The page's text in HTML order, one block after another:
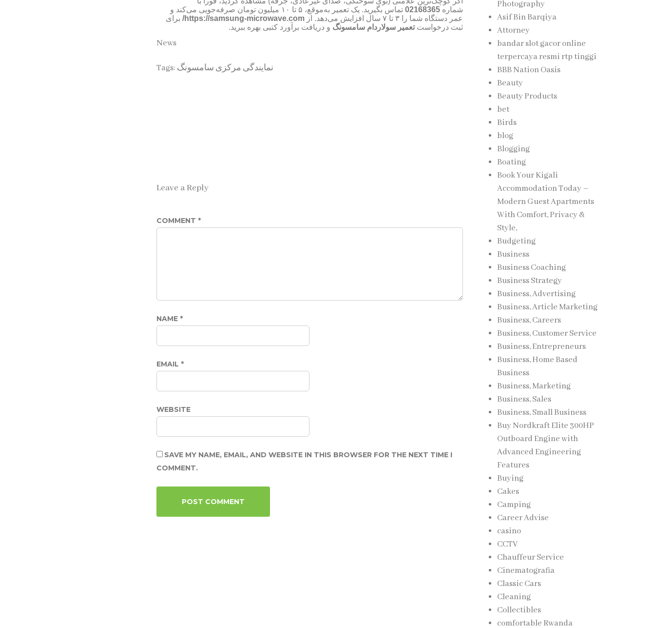
شماره02168365 تماس بگیرید. یک تعمیر به‌موقع، ۵ تا ۱۰ میلیون تومان صرفه‌جویی می‌کند و
عمر دستگاه شما را ۳ تا ۷ سال افزایش می‌دهد. ازhttps://samsung-microwave.com
/ برای
ثبت درخواستتعمیر سولاردام سامسونگ و دریافت برآورد کتبی بهره ببرید.
News
Tags: نمایندگی مرکزی سامسونگ
Leave a Reply
COMMENT *
NAME *
EMAIL *
WEBSITE
SAVE MY NAME, EMAIL, AND WEBSITE IN THIS BROWSER FOR THE NEXT TIME I
COMMENT.
Photography
Asif Bin Barqiya
Attorney
bandar slot gacor online
terpercaya resmi rtp tinggi
BBB Nation Oasis
Beauty
Beauty Products
bet
Birds
blog
Blogging
Boating
Book Your Kigali
Accommodation Today –
Modern Guest Apartments
With Comfort, Privacy &
Style,
Budgeting
Business
Business Coaching
Business Strategy
Business, Advertising
Business, Article Marketing
Business, Careers
Business, Customer Service
Business, Entrepreneurs
Business, Home Based
Business
Business, Marketing
Business, Sales
Business, Small Business
Buy Nordkraft Elite 300HP
Outboard Engine with
Advanced Engineering
Features
Buying
Cakes
Camping
Career Advise
casino
CCTV
Chauffeur Service
Cinematografia
Classic Cars
Cleaning
Collectibles
comfortable Rwanda